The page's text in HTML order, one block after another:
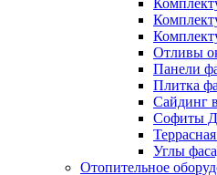
Отливы
Панели
Плитка
Сайдинг
Софиты
Углы
Отопительное